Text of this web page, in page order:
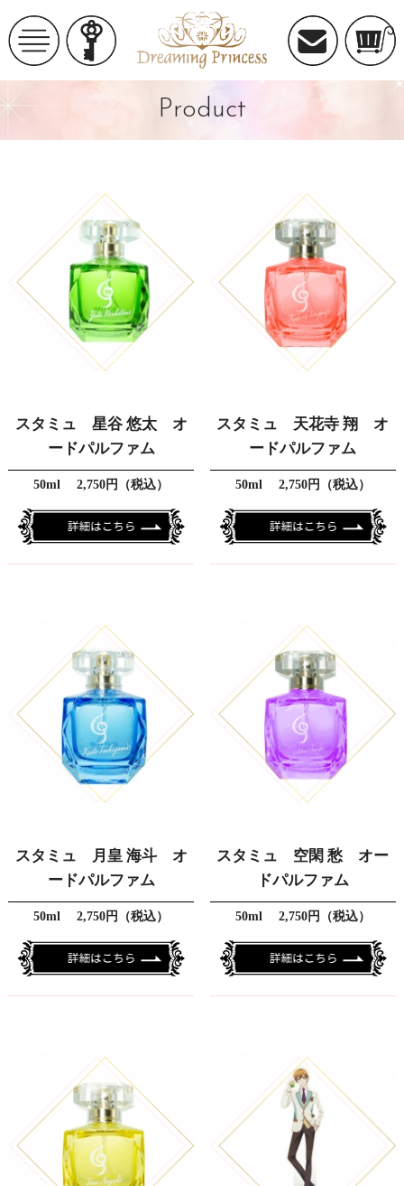
Product
スタミュ 星谷 悠太 オ
ードパルファム
50ml 2,750円（税込）
スタミュ 天花寺 翔 オ
ードパルファム
50ml 2,750円（税込）
スタミュ 月皇 海斗 オ
ードパルファム
50ml 2,750円（税込）
スタミュ 空閑 愁 オー
ドパルファム
50ml 2,750円（税込）